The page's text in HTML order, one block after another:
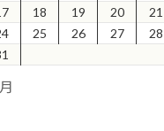
18 19 20 21
25 26 27 28